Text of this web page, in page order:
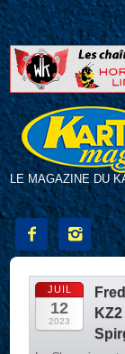
LE MAGAZINE DU
 
JUIL
12
2023